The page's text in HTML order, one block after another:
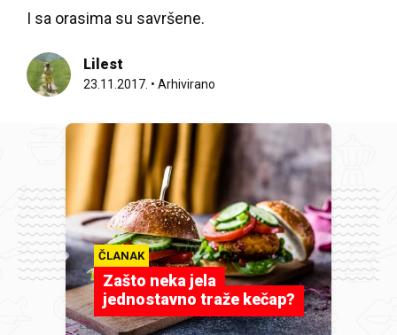
I sa orasima su savršene.
Lilest
23.11.2017. • Arhivirano
ČLANAK
Zašto neka jela
jednostavno traže kečap?